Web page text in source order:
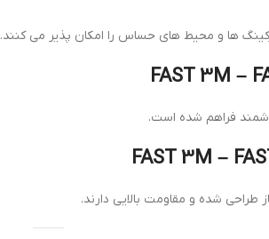
ها و محیط های حساس را امکان پذیر می کنند.
فراهم شده است.
طراحی شده و مقاومت بالایی دارند.